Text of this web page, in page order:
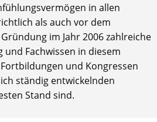
in allen
als auch vor dem
im Jahr 2006 zahlreiche
Fachwissen in diesem
und Kongressen
ständig entwickelnden
Stand sind.